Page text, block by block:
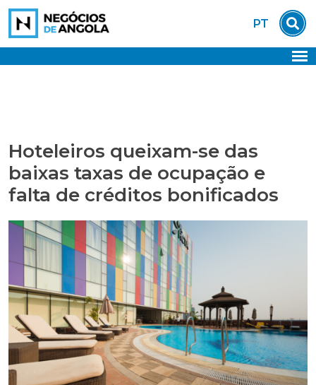
Skip
content
PT
Hoteleiros queixam-se das
baixas taxas de ocupação e
falta de créditos bonificados